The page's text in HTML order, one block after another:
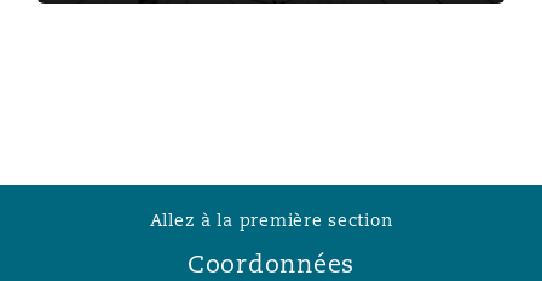
Allez à la première section
Coordonnées